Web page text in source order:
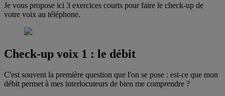
Je vous propose ici 3 exercices courts pour faire le check-up de
votre voix au téléphone.
Check-up voix 1 : le débit
C'est souvent la première question que l'on se pose : est-ce que mon
débit permet à mes interlocuteurs de bien me comprendre ?